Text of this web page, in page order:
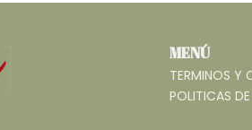
MENÚ
TERMINOS Y
POLITICAS